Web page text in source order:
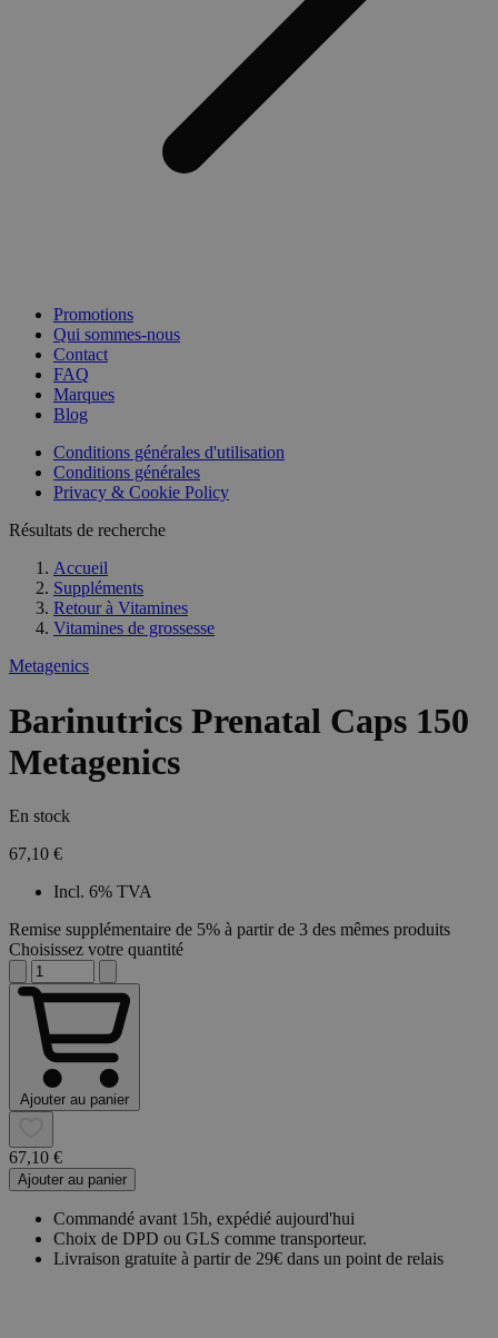
Promotions
Qui sommes-nous
Contact
FAQ
Marques
Blog
Conditions générales d'utilisation
Conditions générales
Privacy & Cookie Policy
Résultats de recherche
Accueil
Suppléments
Retour à Vitamines
Vitamines de grossesse
Metagenics
Barinutrics Prenatal Caps 150
Metagenics
En stock
67,10 €
Incl. 6% TVA
Remise supplémentaire de 5% à partir de 3 des mêmes produits
Choisissez votre quantité
Ajouter au panier
67,10 €
Ajouter au panier
Commandé avant 15h, expédié aujourd'hui
Choix de DPD ou GLS comme transporteur.
Livraison gratuite à partir de 29€ dans un point de relais